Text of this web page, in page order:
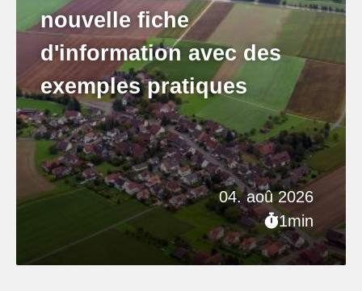
04. aoû 2026
1min
nouvelle fiche
d'information avec des
exemples pratiques